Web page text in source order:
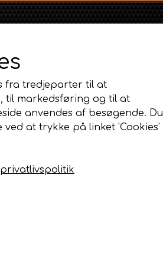
Serien
Fordson
Kontakt
Drive
fra tredjeparter til at
til markedsføring og til at
anvendes af besøgende. Du
at trykke på linket 'Cookies'
privatlivspolitik